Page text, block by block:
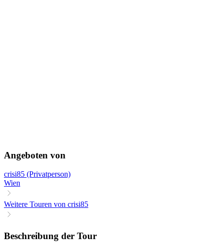
Angeboten von
crisi85 (Privatperson)
Wien
Weitere Touren von crisi85
Beschreibung der Tour